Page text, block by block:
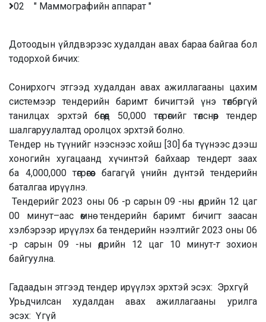
02 " Маммографийн аппарат "
Дотоодын үйлдвэрээс худалдан авах бараа байгаа бол
тодорхой бичих:
Сонирхогч этгээд худалдан авах ажиллагааны цахим
системээр тендерийн баримт бичигтэй үнэ төлбөргүй
танилцах эрхтэй бөгөөд 50,000 төгрөгийг төлснөөр тендер
шалгаруулалтад оролцох эрхтэй болно.
Тендер нь түүнийг нээснээс хойш [30] ба түүнээс дээш
хоногийн хугацаанд хүчинтэй байхаар тендерт заах
ба 4,000,000төгрөгөөс багагүй үнийн дүнтэй тендерийн
баталгаа ирүүлнэ.
Тендерийг2023 оны 06 -р сарын 09 -ны өдрийн 12 цаг
00 минут–аас өмнө тендерийн баримт бичигт заасан
хэлбэрээр ирүүлэх ба тендерийн нээлтийг 2023 оны 06
-р сарын 09 -ны өдрийн 12 цаг 10 минут-тзохион
байгуулна.
Гадаадын этгээд тендер ирүүлэх эрхтэй эсэх: Эрхгүй
Урьдчилсан худалдан авах ажиллагааны урилга
эсэх: Үгүй